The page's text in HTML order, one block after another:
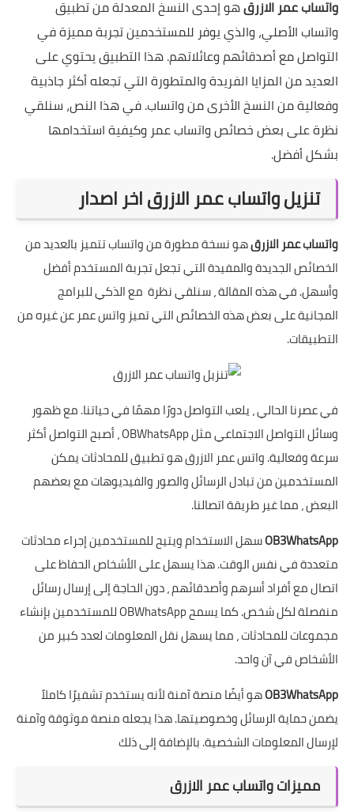
واتساب عمر الازرقهو إحدى النسخ المعدلة من تطبيق
واتساب الأصلي، والذي يوفر للمستخدمين تجربة مميزة في
التواصل مع أصدقائهم وعائلاتهم. هذا التطبيق يحتوي على
العديد من المزايا الفريدة والمتطورة التي تجعله أكثر جاذبية
وفعالية من النسخ الأخرى من واتساب. في هذا النص، سنلقي
نظرة على بعض خصائص واتساب عمر وكيفية استخدامها
بشكل أفضل.
تنزيل واتساب عمر الازرق اخر اصدار
واتساب عمر الازرقهو نسخة مطورة من واتساب تتميز بالعديد من
الخصائص الجديدة والمفيدة التي تجعل تجربة المستخدم أفضل
وأسهل. في هذه المقالة ، سنلقي نظرة معالذكي للبرامج
المجانيةعلى بعض هذه الخصائص التي تميز واتس عمر عن غيره من
التطبيقات.
في عصرنا الحالي ، يلعب التواصل دورًا مهمًا في حياتنا. مع ظهور
وسائل التواصل الاجتماعي مثل OBWhatsApp ، أصبح التواصل أكثر
سرعة وفعالية. واتس عمر الازرق هو تطبيق للمحادثات يمكن
المستخدمين من تبادل الرسائل والصور والفيديوهات مع بعضهم
البعض ، مما غير طريقة اتصالنا.
OB3WhatsAppسهل الاستخدام ويتيح للمستخدمين إجراء محادثات
متعددة في نفس الوقت. هذا يسهل على الأشخاص الحفاظ على
اتصال مع أفراد أسرهم وأصدقائهم ، دون الحاجة إلى إرسال رسائل
منفصلة لكل شخص. كما يسمح OBWhatsApp للمستخدمين بإنشاء
مجموعات للمحادثات ، مما يسهل نقل المعلومات لعدد كبير من
الأشخاص في آن واحد.
OB3WhatsAppهو أيضًا منصة آمنة لأنه يستخدم تشفيرًا كاملاً
يضمن حماية الرسائل وخصوصيتها. هذا يجعله منصة موثوقة وآمنة
لإرسال المعلومات الشخصية. بالإضافة إلى ذلك
مميزات واتساب عمر الازرق